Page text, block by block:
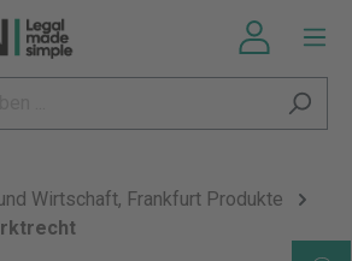
Wirtschaft, Frankfurt Produkte